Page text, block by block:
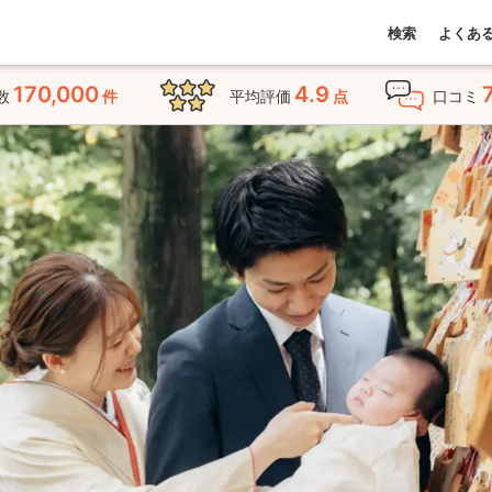
検索 よくあ
170,000件 平均評価 4.9 点 口コミ